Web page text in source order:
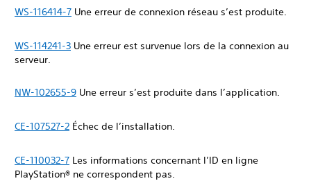
WS-116414-7 Une erreur de connexion réseau s’est produite.
WS-114241-3 Une erreur est survenue lors de la connexion au
serveur.
NW-102655-9 Une erreur s’est produite dans l’application.
CE-107527-2 Échec de l’installation.
CE-110032-7 Les informations concernant l’ID en ligne
PlayStation® ne correspondent pas.